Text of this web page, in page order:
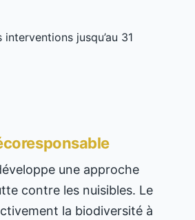
interventions jusqu’au 31
une approche
contre les nuisibles. Le
la biodiversité à